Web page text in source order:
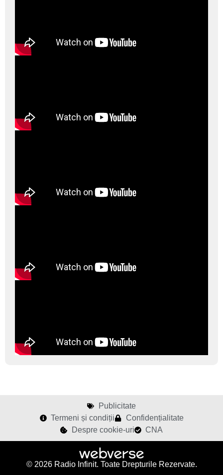
Publicitate
Termeni și condiții
Confidențialitate
Despre cookie-uri
CNA
© 2026 Radio Infinit. Toate Drepturile Rezervate.